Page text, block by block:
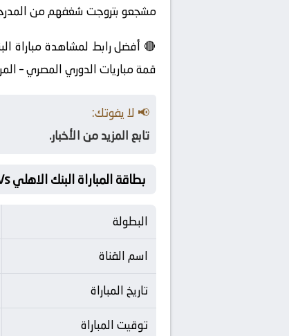
مشجعو بتروجت شغفهم من
قمة مباريات الدوري المصري –
📢 لا يفوتك:
تابع المزيد من الأخبار.
بطاقة المباراة البنك الاهلي Vs بتروجت
البطولة
اسم القناة
تاريخ المباراة
توقيت المباراة